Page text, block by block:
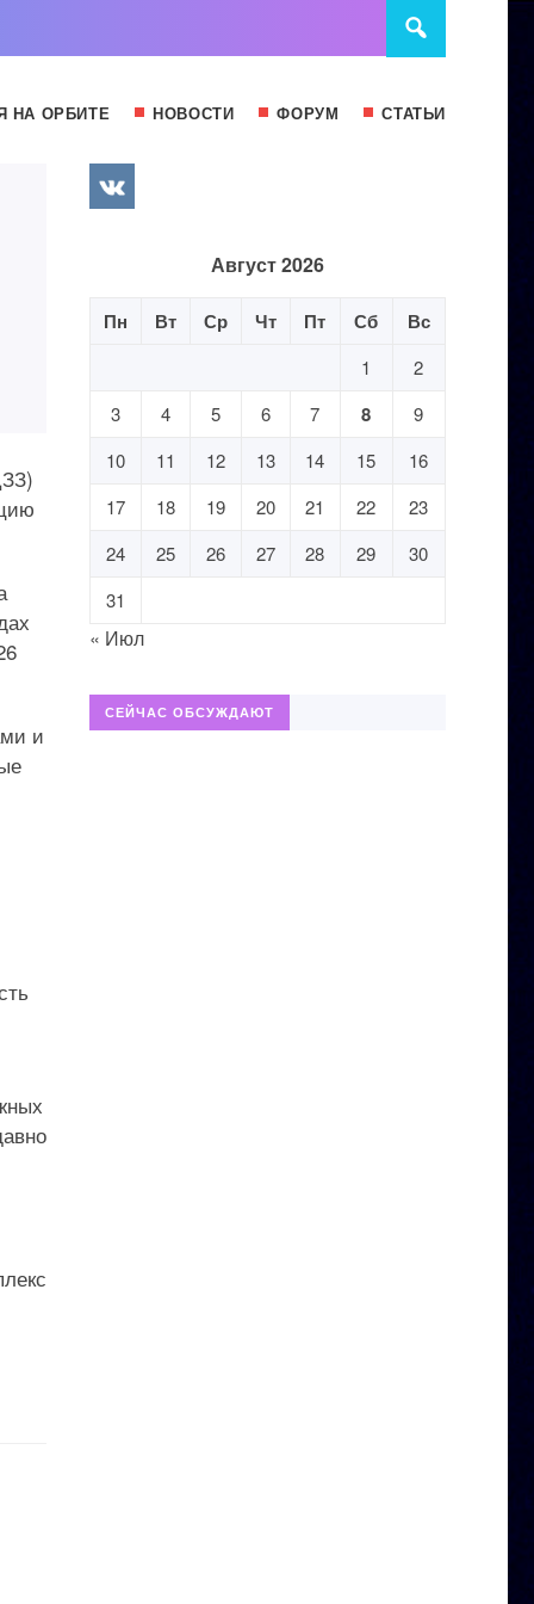
НА ОРБИТЕ НОВОСТИ ФОРУМ СТАТЬИ
и
Август 2026
Пн Вт Ср Чт Пт Сб Вс
1
2
3
4 5 6 7 8
9
10
11 12 13 14 15
16
17
18 19 20 21 22
23
24
25 26 27 28 29
30
31
« Июл
СЕЙЧАС ОБСУЖДАЮТ